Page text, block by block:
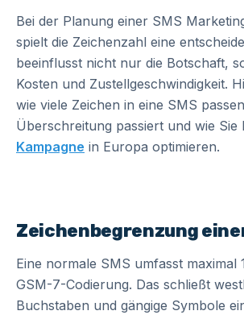
Bei der Planung einer SMS
spielt die Zeichenzahl eine
beeinflusst nicht nur die Botschaft,
Kosten und Zustellgeschwindigkeit.
wie viele Zeichen in eine SMS
Überschreitung passiert und wie Sie
Kampagne in Europa optimieren.
Zeichenbegrenzung
Eine normale SMS umfasst maximal
GSM-7-Codierung. Das schließt
Buchstaben und gängige Symbole